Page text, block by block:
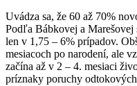
Uvádza sa, že 60 až 70%
Podľa Bábkovej a
len v 1,75 – 6% prípadov.
mesiacoch po narodení, ale
začína až v 2 – 4. mesiaci
príznaky poruchy